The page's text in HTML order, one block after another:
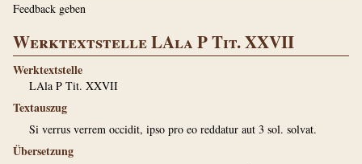
Feedback geben
Werktextstelle LAla P Tit. XXVII
Werktextstelle
LAla P Tit. XXVII
Textauszug
Si verrus verrem occidit, ipso pro eo reddatur aut 3 sol. solvat.
Übersetzung